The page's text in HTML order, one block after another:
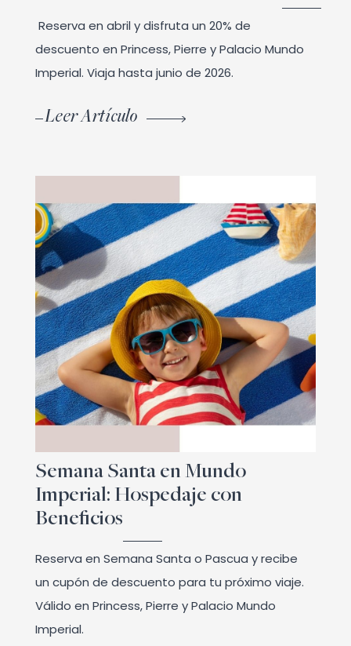
Reserva en abril y disfruta un 20% de
descuento en Princess, Pierre y Palacio Mundo
Imperial. Viaja hasta junio de 2026.
Leer Artículo
Semana Santa en Mundo
Imperial: Hospedaje con
Beneficios
Reserva en Semana Santa o Pascua y recibe
un cupón de descuento para tu próximo viaje.
Válido en Princess, Pierre y Palacio Mundo
Imperial.